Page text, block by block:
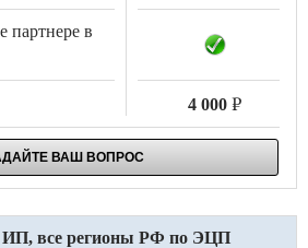
4 000 .
ВАШ ВОПРОС
ИП, все регионы РФ по ЭЦП